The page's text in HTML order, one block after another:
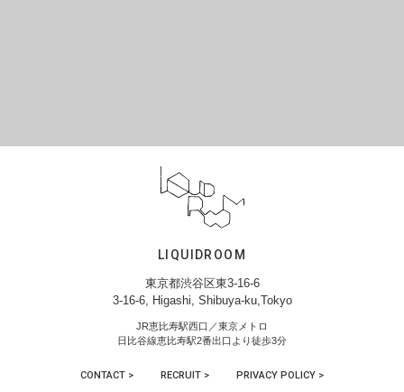
LIQUIDROOM
東京都渋谷区東3-16-6
3-16-6, Higashi, Shibuya-ku,Tokyo
JR恵比寿駅西口／東京メトロ
日比谷線恵比寿駅2番出口より徒歩3分
CONTACT > RECRUIT > PRIVACY POLICY >